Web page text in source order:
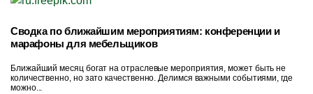
Сводка по ближайшим мероприятиям: конференции и
марафоны для мебельщиков
Ближайший месяц богат на отраслевые мероприятия, может быть не
количественно, но зато качественно. Делимся важными событиями, где
можно...